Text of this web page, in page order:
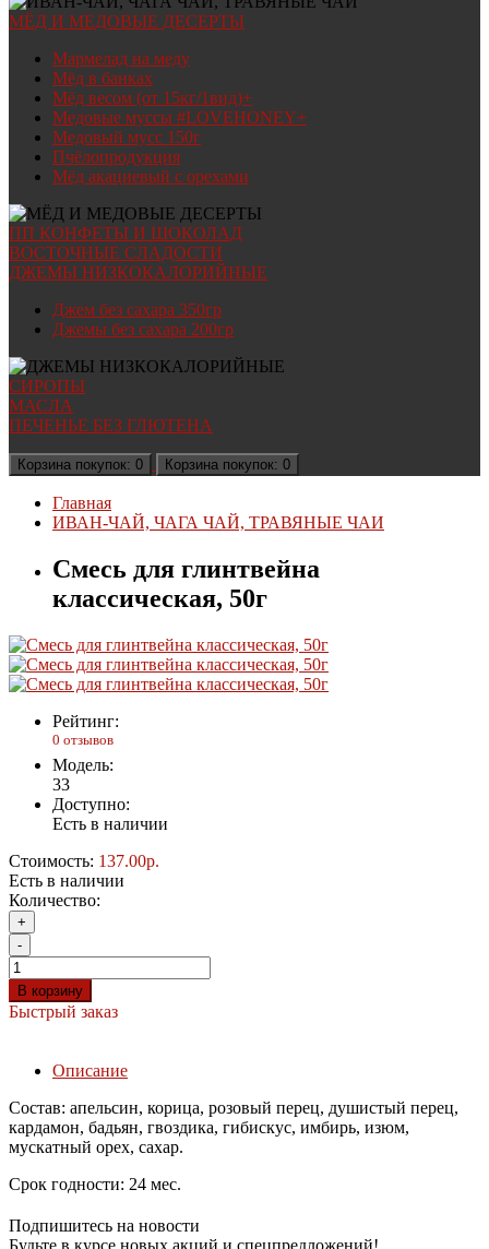
МЁД И МЕДОВЫЕ ДЕСЕРТЫ
Мармелад на меду
Мёд в банках
Мёд весом (от 15кг/1вид)+
Медовые муссы #LOVEHONEY+
Медовый мусс 150г
Пчёлопродукция
Мёд акациевый с орехами
ПП КОНФЕТЫ И ШОКОЛАД
ВОСТОЧНЫЕ СЛАДОСТИ
ДЖЕМЫ НИЗКОКАЛОРИЙНЫЕ
Джем без сахара 350гр
Джемы без сахара 200гр
СИРОПЫ
МАСЛА
ПЕЧЕНЬЕ БЕЗ ГЛЮТЕНА
Корзина покупок: 0 Корзина покупок: 0
Главная
ИВАН-ЧАЙ, ЧАГА ЧАЙ, ТРАВЯНЫЕ ЧАИ
Смесь для глинтвейна
классическая, 50г
Рейтинг:
0 отзывов
Модель:
33
Доступно:
Есть в наличии
Стоимость: 137.00р.
Есть в наличии
Количество:
+
-
В корзину
Быстрый заказ
Описание
Состав: апельсин, корица, розовый перец, душистый перец,
кардамон, бадьян, гвоздика, гибискус, имбирь, изюм,
мускатный орех, сахар.
Срок годности: 24 мес.
Подпишитесь на новости